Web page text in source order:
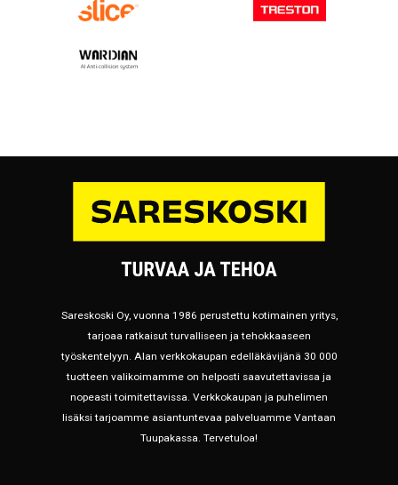
Sareskoski Oy, vuonna 1986 perustettu kotimainen yritys,
tarjoaa ratkaisut turvalliseen ja tehokkaaseen
työskentelyyn. Alan verkkokaupan edelläkävijänä 30 000
tuotteen valikoimamme on helposti saavutettavissa ja
nopeasti toimitettavissa. Verkkokaupan ja puhelimen
lisäksi tarjoamme asiantuntevaa palveluamme Vantaan
Tuupakassa. Tervetuloa!